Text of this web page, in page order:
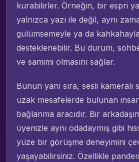
kurabilirler. Örneğin, bir espri
yalnızca yazı ile değil, aynı
gülümsemeyle ya da
desteklenebilir. Bu durum,
ve samimi olmasını sağlar.
Bunun yanı sıra, sesli kameralı
uzak mesafelerde bulunan
bağlanma aracıdır. Bir
üyenizle aynı odadaymış gibi
yüze bir görüşme deneyimini
yaşayabilirsiniz. Özellikle